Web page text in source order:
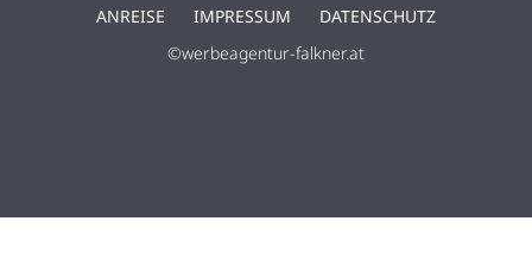
ANREISE IMPRESSUM
DATENSCHUTZ
©werbeagentur-falkner.at